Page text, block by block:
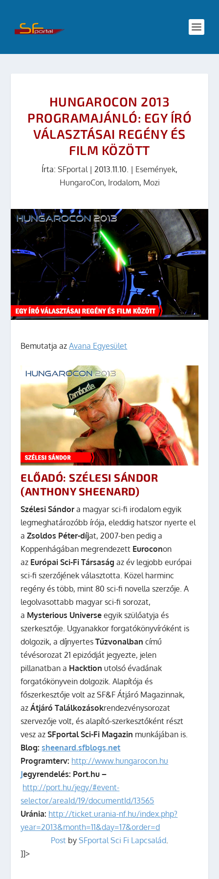
HUNGAROCON 2013
PROGRAMAJÁNLÓ: EGY ÍRÓ
VÁLASZTÁSAI REGÉNY ÉS
FILM KÖZÖTT
Írta: SFportal| 2013.11.10. | Események,
HungaroCon, Irodalom, Mozi
Bemutatja azAvana Egyesület
ELŐADÓ: SZÉLESI SÁNDOR
(ANTHONY SHEENARD)
Szélesi Sándor a magyar sci-fi irodalom egyik
legmeghatározóbb írója, eleddig hatszor nyerte el
aZsoldos Péter-díjat, 2007-ben pedig a
Koppenhágában megrendezett Euroconon
az Európai Sci-Fi Társaság az év legjobb európai
sci-fi szerzőjének választotta. Közel harminc
regény és több, mint 80 sci-fi novella szerzője. A
legolvasottabb magyar sci-fi sorozat,
a Mysterious Universe egyik szülőatyja és
szerkesztője. Ugyanakkor forgatókönyvíróként is
dolgozik, a díjnyertesTűzvonalban című
tévésorozat 21 epizódját jegyezte, jelen
pillanatban a Hacktionutolsó évadának
forgatókönyvein dolgozik. Alapítója és
főszerkesztője volt azSF&F Átjáró Magazinnak,
azÁtjáró Találkozásokrendezvénysorozat
szervezője volt, és alapító-szerkesztőként részt
vesz azSFportal Sci-Fi Magazin munkájában is.
Blog:sheenard.sfblogs.net
Programterv: http://www.hungarocon.hu
Jegyrendelés: Port.hu –
http://port.hu/jegy/#event-
selector/areaId/19/documentId/13565
Uránia: http://ticket.urania-nf.hu/index.php?
year=2013&month=11&day=17&order=d
Post by SFportal Sci Fi Lapcsalád
]]>